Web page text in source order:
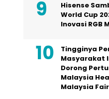
Hisense
World Cup
Inovasi RGB
Tingginya
Masyarakat
Dorong
Malaysia
Malaysia